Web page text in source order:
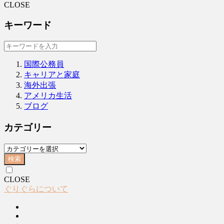
CLOSE
キーワード
国際公務員
キャリアと家庭
海外出張
アメリカ生活
ブログ
カテゴリー
検索
CLOSE
ぐりぐらについて